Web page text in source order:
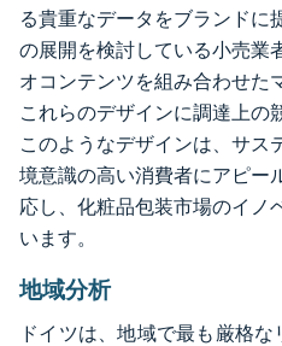
る貴重なデータをブランドに
の展開を検討している小売業
オコンテンツを組み合わせた
これらのデザインに調達上の
このようなデザインは、サス
境意識の高い消費者にアピー
応し、化粧品包装市場のイノ
います。
地域分析
ドイツは、地域で最も厳格